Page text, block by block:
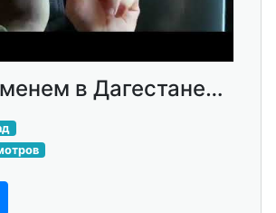
в Дагестане…